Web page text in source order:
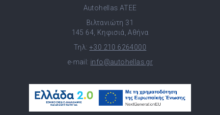
Autohellas ATEE
Βιλτανιώτη 31
145 64, Κηφισιά, Αθήνα
Τηλ: +30 210 6264000
e-mail: info@autohellas.gr